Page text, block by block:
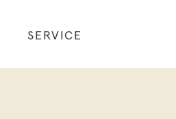
SERVICE